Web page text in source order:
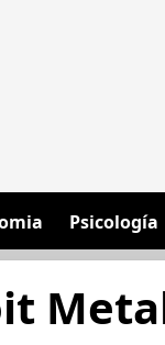
Psicología